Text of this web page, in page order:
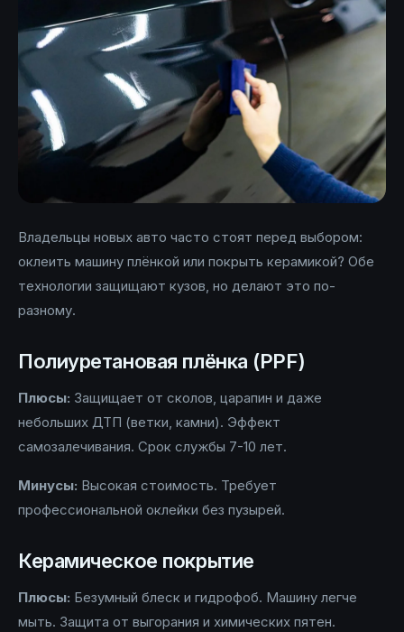
Владельцы новых авто часто стоят перед выбором:
оклеить машину плёнкой или покрыть керамикой? Обе
технологии защищают кузов, но делают это по-
разному.
Полиуретановая плёнка (PPF)
Плюсы: Защищает от сколов, царапин и даже
небольших ДТП (ветки, камни). Эффект
самозалечивания. Срок службы 7-10 лет.
Минусы: Высокая стоимость. Требует
профессиональной оклейки без пузырей.
Керамическое покрытие
Плюсы: Безумный блеск и гидрофоб. Машину легче
мыть. Защита от выгорания и химических пятен.